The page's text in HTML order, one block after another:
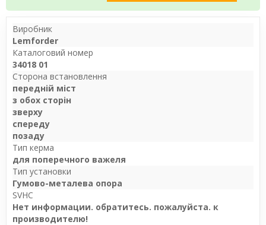
Виробник
Lemforder
Каталоговий номер
34018 01
Сторона встановлення
передній міст
з обох сторін
зверху
спереду
позаду
Тип керма
для поперечного важеля
Тип установки
Гумово-металева опора
SVHC
Нет информации. обратитесь. пожалуйста. к
производителю!